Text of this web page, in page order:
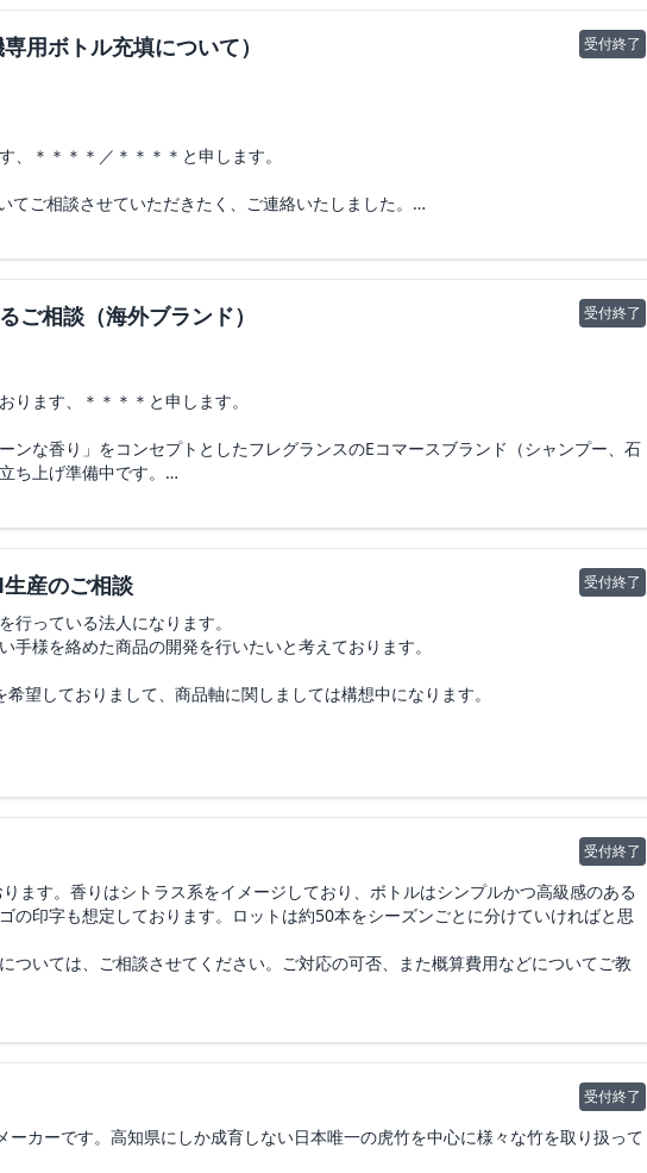
合、当方からの「原料持ち込み（支給）」でのご対応が可能かどうかも併せてご教
既製容器（アルミ缶、またはプラスチックのジャー容器）を希望します。
を当方より「資材持ち込み（支給）」いたします。
ベルについて、貴社の白黒標準ラベル等で安価に代行印刷・貼付いただけるプラン
ベル貼付）した場合の概算のお見積り（内訳：試作費、製造費、充填費等の目安）
Web広告運用などのマーケティング業務、および受注後の発送作業はすべて自社で
動はスムーズに移行できる準備がございます。
伺えますと幸いです。
よろしくお願い申し上げます。
い場合、ロット増加時を想定）
させてください）
。意識を切り替え、高めるような一本。
ーウッド、ホワイトムスク、ベチバー、アンバー
る程度）
ん感）、フレッシュすぎる爽快感のある香り
ップクリームより少し硬い; ワックス未満
くり内側へ戻し、気を張らない自分に切り替える香り。落ち着きの延長線上に、静
ー）
る程度）
/ 柔らかい / 余韻が残る / 色気は"にじむ程度"; ムスクとアンバーが主体; 落ち着くこ
と溶ける; 摩擦が少なく塗る動作が自然; バーム状ハンドクリームに近い; ベタつか
教示いただけますと幸いです。
受付終了
用ボトル充填について）
＊＊＊＊／＊＊＊＊と申します。
ご相談させていただきたく、ご連絡いたしました。
いて
ヘッド(給水チューブ含む)まで装着した 完成品状態での製造・充填・出荷 を希望し
おります。御社で同一のボトルを用意し充填していただくことを希望しております。
うか
感を教えてください
統・イメージ」の香りを参考に、
希望しています
発は可能でしょうか
教示ください
てください
望しております
さい
受付終了
ご相談（海外ブランド）
ります、＊＊＊＊と申します。
ンな香り」をコンセプトとしたフレグランスのEコマースブランド（シャンプー、石
ち上げ準備中です。
だけますでしょうか。
お取引実績はございますでしょうか。また、英語でのコミュニケーション対応は可
開発、または既存ベース香料のご提案は可能でしょうか。（OEM／ODM）
IFRA対応証明、アレルゲン情報、成分情報 のご提供は可能でしょうか。
ほど何卒よろしくお願いいたします。
受付終了
産のご相談
っている法人になります。
様を絡めた商品の開発を行いたいと考えております。
望しておりまして、商品軸に関しましては構想中になります。
ます。
いただけますと幸いです。 受付終了
ます。香りはシトラス系をイメージしており、ボトルはシンプルかつ高級感のある
の印字も想定しております。ロットは約50本をシーズンごとに分けていければと思
ついては、ご相談させてください。ご対応の可否、また概算費用などについてご教
受付終了
カーです。高知県にしか成育しない日本唯一の虎竹を中心に様々な竹を取り扱って